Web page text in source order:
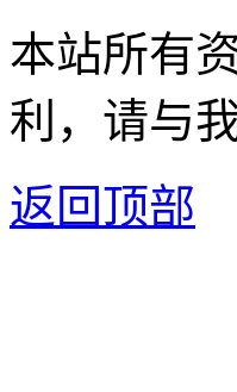
本站所有
利，请与
返回顶部